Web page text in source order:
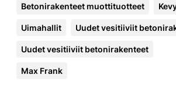
Betonirakenteet muottituotteet
Uimahallit Uudet vesitiiviit
Uudet vesitiiviit betonirakenteet
Max Frank